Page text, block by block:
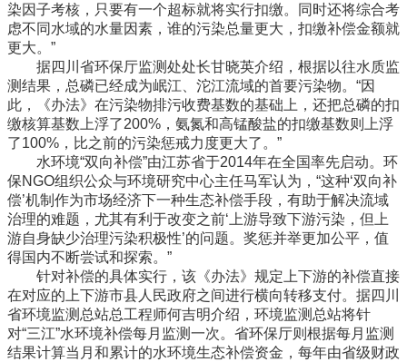
染因子考核，只要有一个超标就将实行扣缴。同时还将综合考
虑不同水域的水量因素，谁的污染总量更大，扣缴补偿金额就
更大。”
据四川省环保厅监测处处长甘晓英介绍，根据以往水质监
测结果，总磷已经成为岷江、沱江流域的首要污染物。“因
此，《办法》在污染物排污收费基数的基础上，还把总磷的扣
缴核算基数上浮了200%，氨氮和高锰酸盐的扣缴基数则上浮
了100%，比之前的污染惩戒力度更大了。”
水环境“双向补偿”由江苏省于2014年在全国率先启动。环
保NGO组织公众与环境研究中心主任马军认为，“这种‘双向补
偿’机制作为市场经济下一种生态补偿手段，有助于解决流域
治理的难题，尤其有利于改变之前‘上游导致下游污染，但上
游自身缺少治理污染积极性’的问题。奖惩并举更加公平，值
得国内不断尝试和探索。”
针对补偿的具体实行，该《办法》规定上下游的补偿直接
在对应的上下游市县人民政府之间进行横向转移支付。据四川
省环境监测总站总工程师何吉明介绍，环境监测总站将针
对“三江”水环境补偿每月监测一次。省环保厅则根据每月监测
结果计算当月和累计的水环境生态补偿资金，每年由省级财政